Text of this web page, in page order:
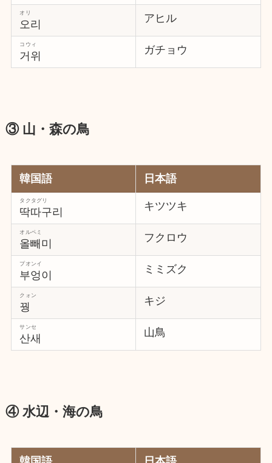
오리
オリ アヒル
거위
コウィ ガチョウ
③ 山・森の鳥
韓国語 日本語
딱따구리
タクタグリ キツツキ
올빼미
オルペミ フクロウ
부엉이
プオンイ ミミズク
꿩
クォン キジ
산새
サンセ 山鳥
④ 水辺・海の鳥